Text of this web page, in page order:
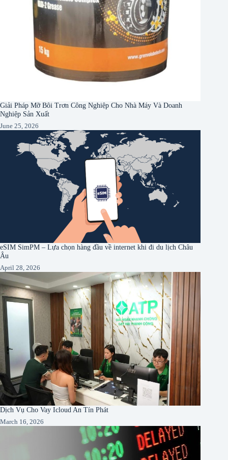
Giải Pháp Mỡ Bôi Trơn Công Nghiệp Cho Nhà Máy Và Doanh
Nghiệp Sản Xuất
June 25, 2026
eSIM SimPM – Lựa chọn hàng đầu về internet khi đi du lịch Châu
Âu
April 28, 2026
Dịch Vụ Cho Vay Icloud An Tín Phát
March 16, 2026